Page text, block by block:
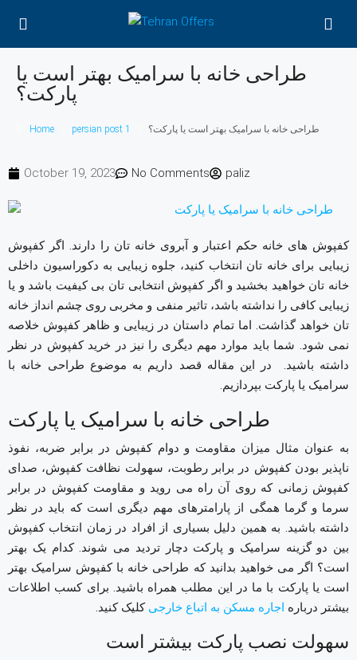
طراحی خانه با سرامیک بهتر است یا
پارکت؟
Home persian post 1 طراحی خانه با سرامیک بهتر است یا پارکت؟
October 19, 2023 No Comments paliz
کفپوش های خانه حکم اعتبار و آبروی خانه تان را دارند. اگر کفپوش
زیبایی برای خانه تان انتخاب کنید، جلوه زیبایی به دکوراسیون داخلی
خانه تان خواهید بخشید و اگر کفپوش انتخابی تان بی کیفیت باشد و یا
زیبایی کافی را نداشته باشد، تاثیر منفی و مخربی روی چشم انداز خانه
تان خواهد گذاشت. اما تمام داستان در زیبایی و ظاهر کفپوش خلاصه
نمی شود. شما باید موارد مهم دیگری را نیز در خرید کفپوش در نظر
داشته باشید. در این مقاله قصد داریم به موضوع طراحی خانه با
سرامیک یا پارکت بپردازیم.
طراحی خانه با سرامیک یا پارکت
به عنوان مثال میزان مقاومت و دوام کفپوش در برابر ضربه، نفوذ
ناپذیر بودن کفپوش در برابر رطوبت، سهولت نظافت کفپوش، صدای
کفپوش زمانی که روی آن راه می روید و مقاومت کفپوش در برابر
سرما و گرما همگی از پارامترهای مهم دیگری است که باید در نظر
داشته باشید. به همین دلیل بسیاری از افراد در زمان انتخاب کفپوش
بین دو گزینه سرامیک و پارکت دچار تردید می شوند. کدام یک بهتر
است؟ اگر می خواهید بدانید که طراحی خانه با کفپوش سرامیک بهتر
است یا پارکت با ما در این مطلب همراه باشید. برای کسب اطلاعات
بیشتر درباره اجاره مسکن به اتباع خارجی کلیک کنید.
سهولت نصب پارکت بیشتر است